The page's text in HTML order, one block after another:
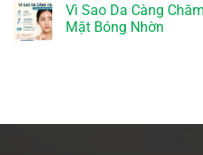
Vì Sao Da Càng
Mặt Bóng Nhờn